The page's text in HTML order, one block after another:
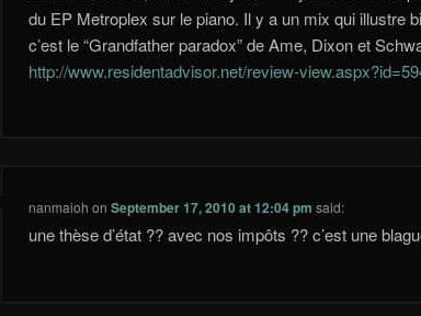
du EP Metroplex sur le piano. Il y a un mix qui illustre
c’est le “Grandfather paradox” de Ame, Dixon et
http://www.residentadvisor.net/review-
nanmaioh onSeptember 17, 2010 at 12:04 pm said:
une thèse d’état ?? avec nos impôts ?? c’est une